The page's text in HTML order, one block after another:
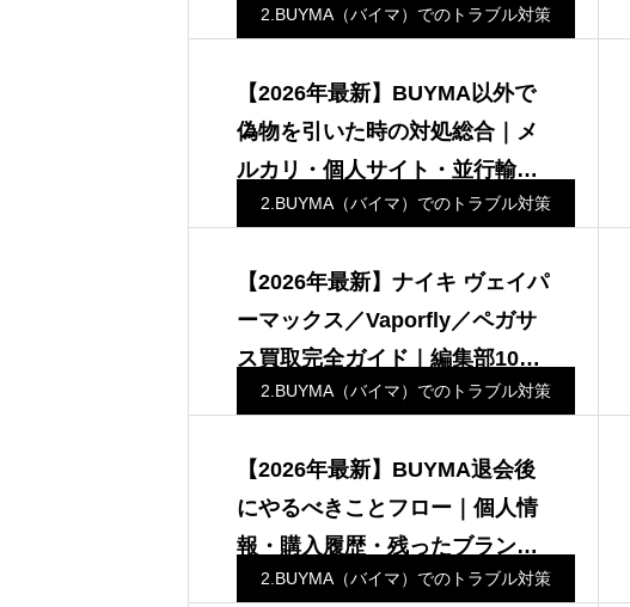
2.BUYMA（バイマ）でのトラブル対策
【2026年最新】BUYMA以外で
偽物を引いた時の対処総合｜メ
ルカリ・個人サイト・並行輸入
別の救済ルート｜ザ・バイヤー
2.BUYMA（バイマ）でのトラブル対策
【2026年最新】ナイキ ヴェイパ
ーマックス／Vaporfly／ペガサ
ス買取完全ガイド｜編集部10年
取材で見えたランニング系特有
2.BUYMA（バイマ）でのトラブル対策
【2026年最新】BUYMA退会後
にやるべきことフロー｜個人情
報・購入履歴・残ったブランド
品の整理を編集部が解説｜ザ・
2.BUYMA（バイマ）でのトラブル対策